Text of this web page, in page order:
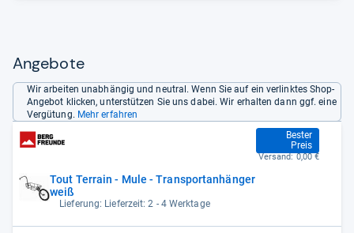
Angebote
Wir arbeiten unabhängig und neutral. Wenn Sie auf ein verlinktes Shop-
Angebot klicken, unterstützen Sie uns dabei. Wir erhalten dann ggf. eine
Vergütung. Mehr erfahren
Tout Terrain - Mule - Transportanhänger
weiß
Lieferung: Lieferzeit: 2 - 4 Werktage
Bester
Preis
561,71 €
Versand: 0,00 €